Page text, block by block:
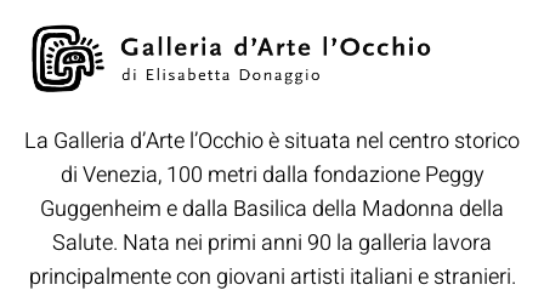
La Galleria d’Arte l’Occhio è situata nel centro storico
di Venezia, 100 metri dalla fondazione Peggy
Guggenheim e dalla Basilica della Madonna della
Salute. Nata nei primi anni 90 la galleria lavora
principalmente con giovani artisti italiani e stranieri.